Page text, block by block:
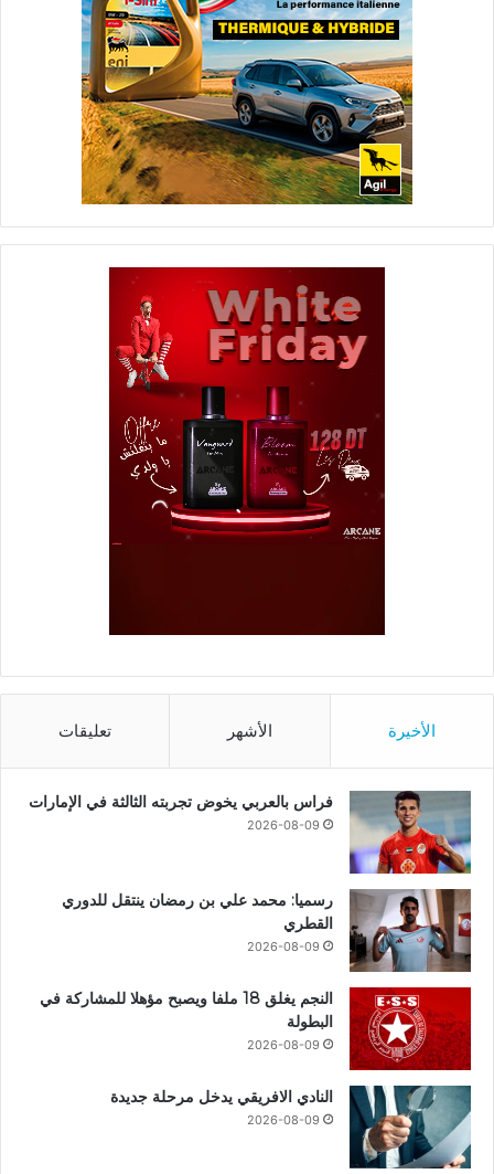
الأخيرة الأشهر تعليقات
فراس بالعربي يخوض تجربته الثالثة في الإمارات
2026-08-09
رسميا: محمد علي بن رمضان ينتقل للدوري
القطري
2026-08-09
النجم يغلق 18 ملفا ويصبح مؤهلا للمشاركة في
البطولة
2026-08-09
النادي الافريقي يدخل مرحلة جديدة
2026-08-09